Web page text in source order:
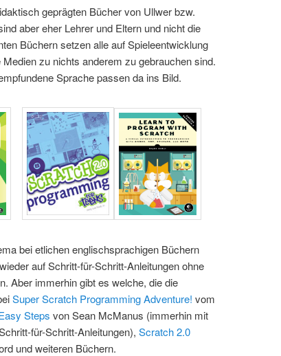
geprägten Bücher von Ullwer bzw.
aber eher Lehrer und Eltern und nicht die
Büchern setzen alle auf Spieleentwicklung
zu nichts anderem zu gebrauchen sind.
Sprache passen da ins Bild.
bei etlichen englischsprachigen Büchern
auf Schritt-für-Schritt-Anleitungen ohne
Aber immerhin gibt es welche, die die
Super Scratch Programming Adventure! vom
Steps von Sean McManus (immerhin mit
für-Schritt-Anleitungen), Scratch 2.0
und weiteren Büchern.